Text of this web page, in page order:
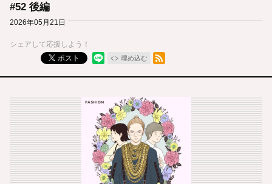
#52 後編
2026年05月21日
シェアして応援しよう！
ポスト
埋め込む
RSSフィード